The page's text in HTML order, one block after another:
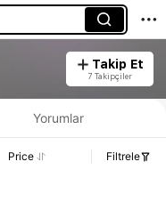
Takip Et
7 Takipçiler
Yorumlar
Price Filtrele